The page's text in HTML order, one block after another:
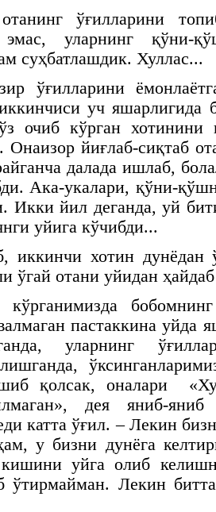
ўғилларини
уларнинг қўни-
суҳбатлашдик. Хуллас...
ўғилларини
уч яшарлигида
очиб кўрган хотинини
Онаизор йиғлаб-сиқтаб
далада ишлаб,
Ака-укалари, қўни-
Икки йил деганда, уй
уйига кўчибди...
иккинчи хотин дунёдан
ўгай отани уйидан
бобомнинг
пастаккина уйда
уларнинг
қолсак, оналари
дея яниб-яниб
катта ўғил. – Лекин
у бизни дунёга
уйга олиб
ўтирмайман. Лекин